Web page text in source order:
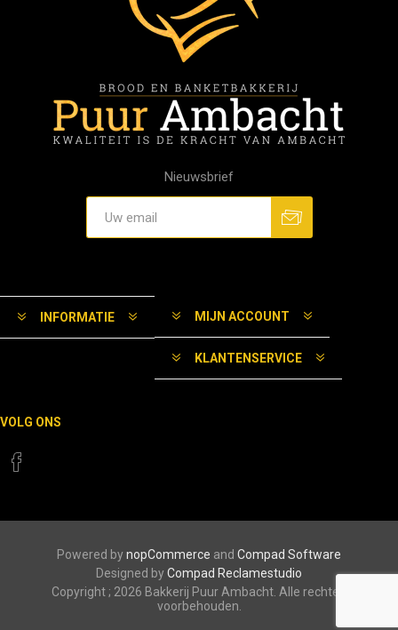
Nieuwsbrief
INFORMATIE MIJN ACCOUNT
KLANTENSERVICE
VOLG ONS
Powered bynopCommerce and Compad Software
Designed byCompad Reclamestudio
Copyright ; 2026 Bakkerij Puur Ambacht. Alle rechten
voorbehouden.